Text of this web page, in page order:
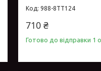
988-8ТТ124
710 ₴
Готово до відправки 1